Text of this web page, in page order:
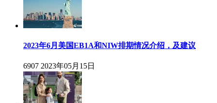
2023年6月美国EB1A和NIW排期情况介绍，及建议
6907 2023年05月15日